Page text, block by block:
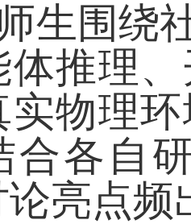
生围绕
体推理
实物理
合各自
亮点频